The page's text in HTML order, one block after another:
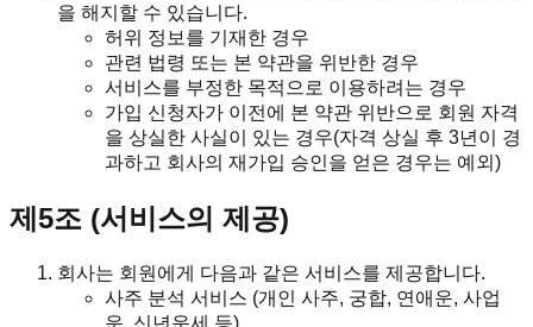
을 해지할 수 있습니다.
허위 정보를 기재한 경우
관련 법령 또는 본 약관을 위반한 경우
서비스를 부정한 목적으로 이용하려는 경우
가입 신청자가 이전에 본 약관 위반으로 회원 자격
을 상실한 사실이 있는 경우(자격 상실 후 3년이 경
과하고 회사의 재가입 승인을 얻은 경우는 예외)
제5조 (서비스의 제공)
회사는 회원에게 다음과 같은 서비스를 제공합니다.
사주 분석 서비스 (개인 사주, 궁합, 연애운, 사업
운, 신년운세 등)